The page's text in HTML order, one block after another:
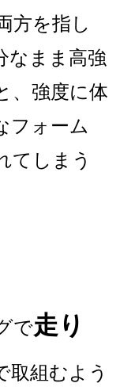
方を指し
なまま高強
、強度に体
フォーム
てしまう
で走り
取組むよう